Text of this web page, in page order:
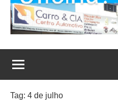
Tag: 4 de julho